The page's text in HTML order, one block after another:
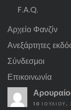
F.A.Q.
Αρχείο Φανζίν
Ανεξάρτητες
Σύνδεσμοι
Επικοινωνία
10 ΙΟΥΛΊΟΥ,